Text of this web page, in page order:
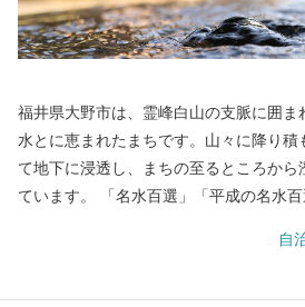
福井県大野市は、霊峰白山の支脈に囲ま
水とに恵まれたまちです。山々に降り積
て地下に浸透し、まちの至るところから
ています。 「名水百選」「平成の名水百選」に加え、「水の郷百
日本三大「天空の城」として全国的に
自